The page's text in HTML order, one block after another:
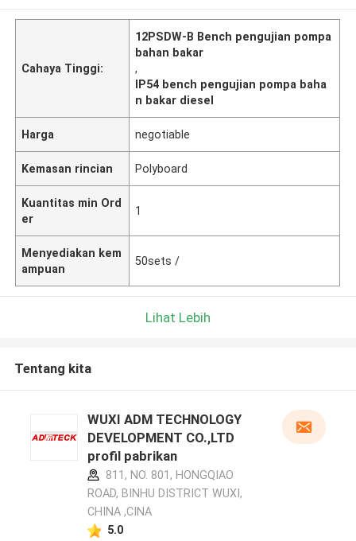
Cahaya Tinggi:
12PSDW-B Bench pengujian pompa
bahan bakar
,
IP54 bench pengujian pompa baha
n bakar diesel
Harga negotiable
Kemasan rincian Polyboard
Kuantitas min Ord
er
1
Menyediakan kem
ampuan
50sets /
Lihat Lebih
Tentang kita
WUXI ADM TECHNOLOGY
DEVELOPMENT CO.,LTD
profil pabrikan
811, NO. 801, HONGQIAO
ROAD, BINHU DISTRICT WUXI,
CHINA ,CINA
5.0